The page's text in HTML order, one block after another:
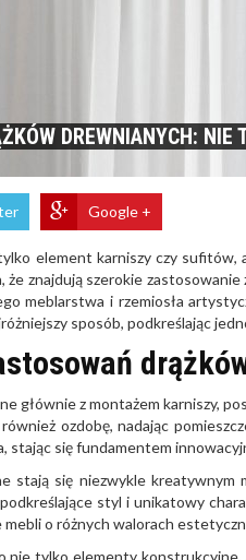
DREWNIANYCH: NIE
Google +
element karniszy czy
że znajdują szerokie
meblarstwa i rzemiosła
sposób, podkreślając
głównie z montażem karniszy,
ozdobę, nadając
stając się fundamentem
stają się niezwykle
styl i unikatowy
o różnych walorach
tylko elementy konstrukcyjne,